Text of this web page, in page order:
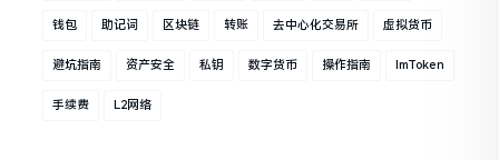
钱包 助记词 区块链 转账 去中心化交易所 虚拟货币
避坑指南 资产安全 私钥 数字货币 操作指南 ImToken
手续费 L2网络